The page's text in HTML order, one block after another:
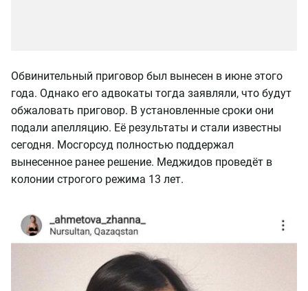
Обвинительный приговор был вынесен в июне этого
года. Однако его адвокаты тогда заявляли, что будут
обжаловать приговор. В установленные сроки они
подали апелляцию. Её результаты и стали известны
сегодня. Мосгорсуд полностью поддержал
вынесенное ранее решение. Меджидов проведёт в
колонии строгого режима 13 лет.